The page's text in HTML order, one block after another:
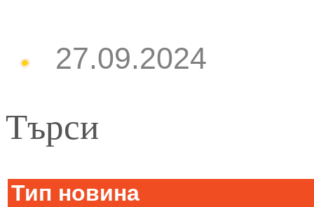
27.09.2024
Търси
Тип новина